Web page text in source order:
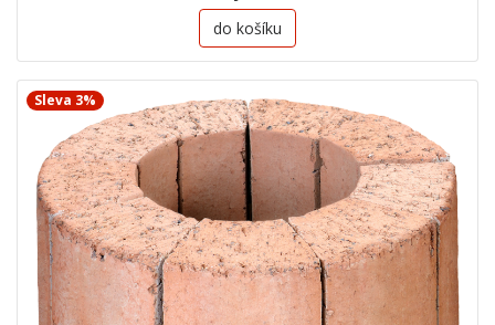
do košíku
Sleva 3%